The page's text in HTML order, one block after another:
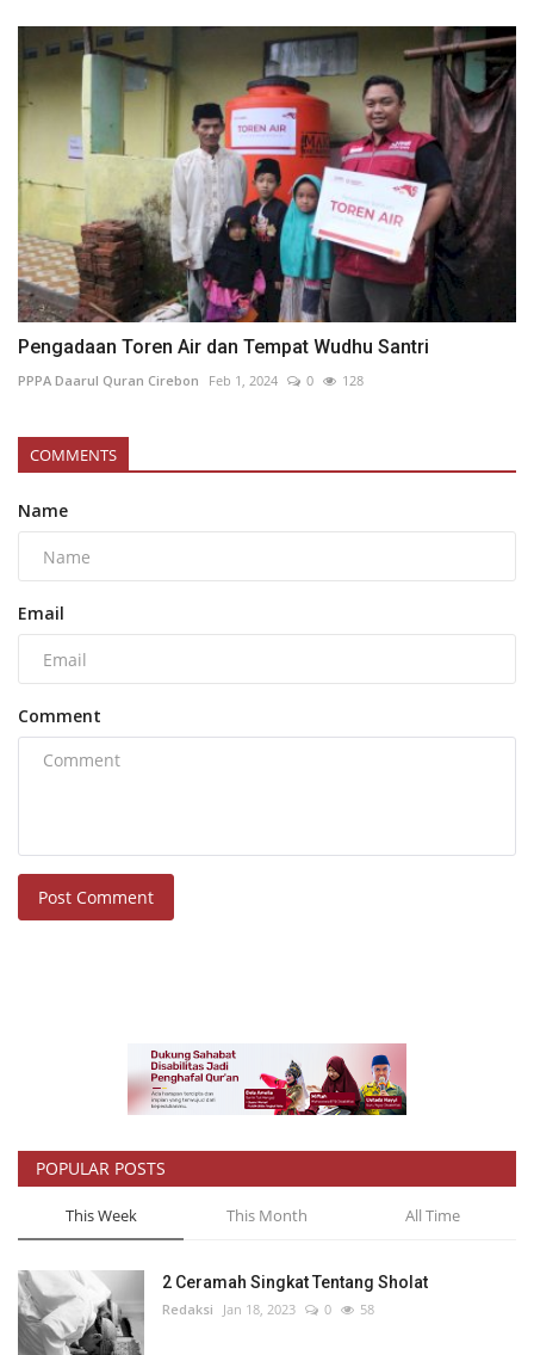
Pengadaan Toren Air dan Tempat Wudhu Santri
PPPA Daarul Quran Cirebon Feb 1, 2024 0 128
COMMENTS
Name
Email
Comment
Post Comment
POPULAR POSTS
This Week This Month All Time
2 Ceramah Singkat Tentang Sholat
Redaksi Jan 18, 2023 0 58